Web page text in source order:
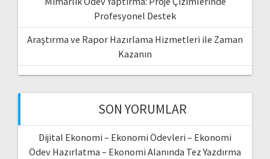
Profesyonel Destek
Araştırma ve Rapor Hazırlama Hizmetleri ile Zaman
Kazanın
SON YORUMLAR
Dijital Ekonomi – Ekonomi Ödevleri – Ekonomi
Ödev Hazırlatma – Ekonomi Alanında Tez Yazdırma